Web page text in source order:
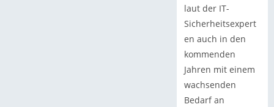
laut der IT-
Sicherheitsexpert
en auch in den
kommenden
Jahren mit einem
wachsenden
Bedarf an